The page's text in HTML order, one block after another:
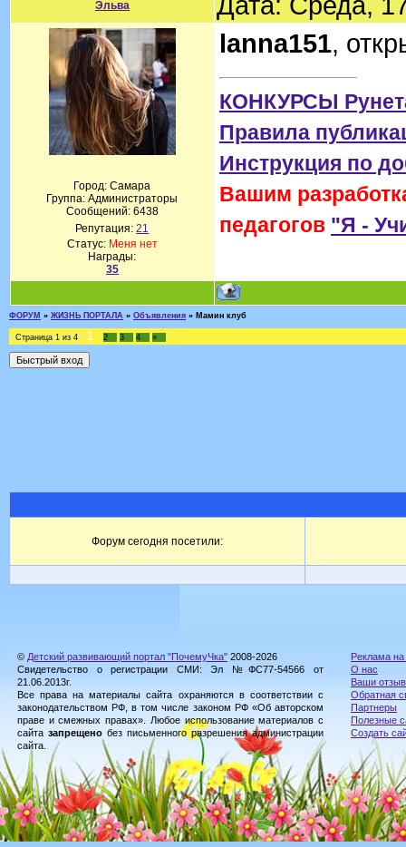
Эльва
Город: Самара
Группа: Администраторы
Сообщений: 6438
Репутация:21
Статус: Меня нет
Награды:
35
lanna151,
КОНКУРСЫ
Правила
Инструкция по
Вашим
педагогов "Я -
ФОРУМ » ЖИЗНЬ ПОРТАЛА » Объявления » Мамин клуб
Страница 1 из 4 1 2 3 4 »
Форум сегодня посетили:
© Детский развивающий портал "ПочемуЧка" 2008-2026
Свидетельство о регистрации СМИ: Эл №ФС77-54566 от
21.06.2013г.
Все права на материалы сайта охраняются в соответствии с
законодательством РФ, в том числе законом РФ «Об авторском
праве и смежных правах». Любое использование материалов с
сайта запрещено без письменного разрешения администрации
сайта.
Реклама на
О нас
Ваши
Обратная
Партнеры
Полезные
Создать